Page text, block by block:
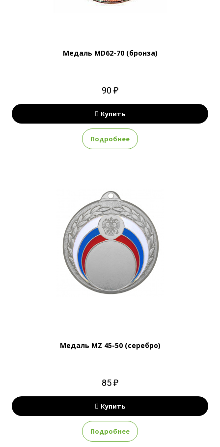
Медаль MD62-70 (бронза)
90 ₽
Купить
Подробнее
Медаль MZ 45-50 (серебро)
85 ₽
Купить
Подробнее